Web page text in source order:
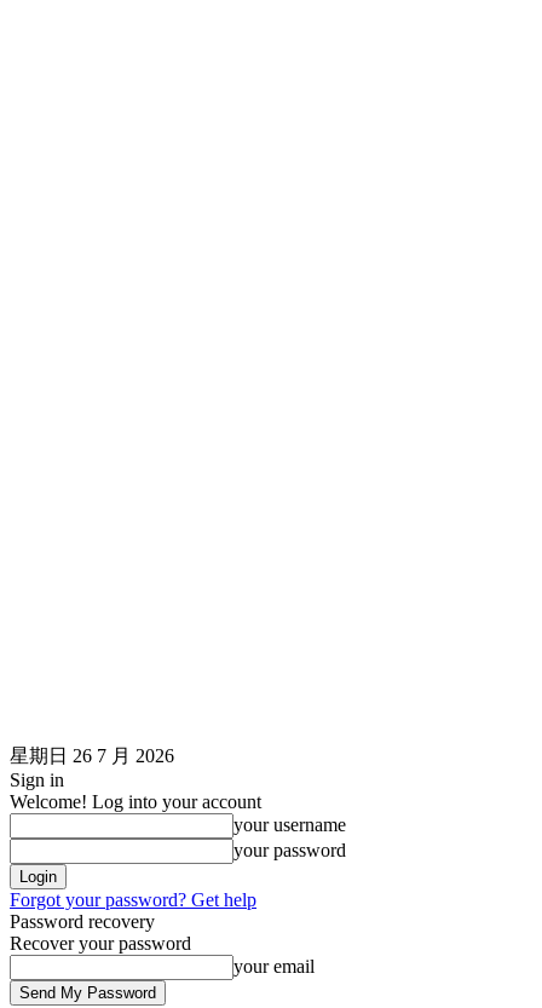
星期日 26 7 月 2026
Sign in
Welcome! Log into your account
your username
your password
Forgot your password? Get help
Password recovery
Recover your password
your email